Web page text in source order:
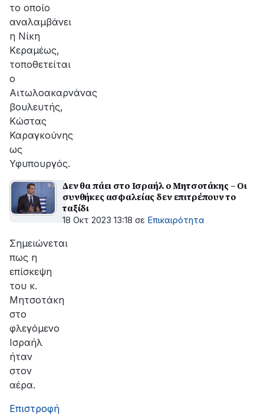
το οποίο
αναλαμβάνει
η Νίκη
Κεραμέως,
τοποθετείται
ο
Αιτωλοακαρνάνας
βουλευτής,
Κώστας
Καραγκούνης
ως
Υφυπουργός.
Δεν θα πάει στο Ισραήλ ο Μητσοτάκης – Οι
συνθήκες ασφαλείας δεν επιτρέπουν το
ταξίδι
18 Οκτ 2023 13:18 σε Επικαιρότητα
Σημειώνεται
πως η
επίσκεψη
του κ.
Μητσοτάκη
στο
φλεγόμενο
Ισραήλ
ήταν
στον
αέρα.
Επιστροφή